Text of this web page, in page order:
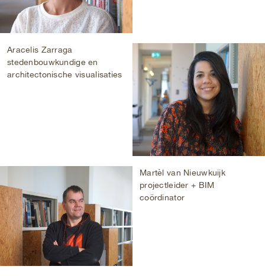
Aracelis Zarraga
stedenbouwkundige en
architectonische visualisaties
Martèl van Nieuwkuijk
projectleider + BIM
coördinator